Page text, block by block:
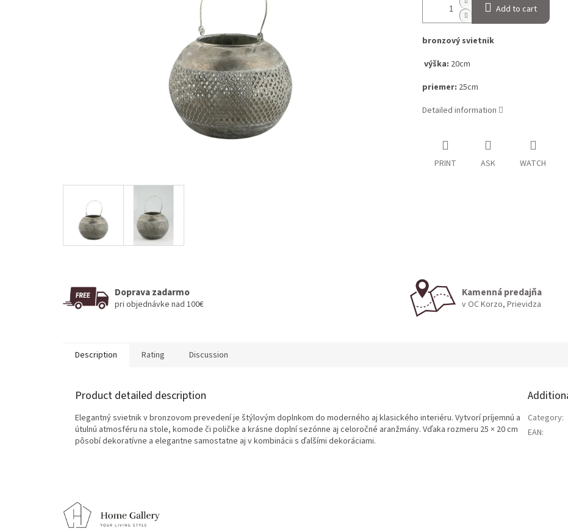
Add to cart
bronzový svietnik
výška: 20cm
priemer: 25cm
Detailed information
PRINT ASK WATCH
Doprava zadarmo
pri objednávke nad 100€
Kamenná predajňa
v OC Korzo, Prievidza
Description Rating Discussion
Product detailed description
Elegantný svietnik v bronzovom prevedení je štýlovým doplnkom do moderného aj klasického interiéru. Vytvorí príjemnú a
útulnú atmosféru na stole, komode či poličke a krásne doplní sezónne aj celoročné aranžmány. Vďaka rozmeru 25 × 20 cm
pôsobí dekoratívne a elegantne samostatne aj v kombinácii s ďalšími dekoráciami.
Category:
EAN: